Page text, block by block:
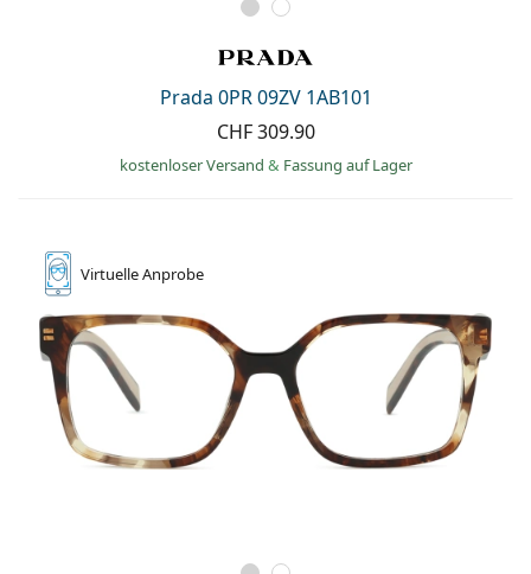
Prada 0PR 09ZV 1AB101
CHF 309.90
kostenloser Versand & Fassung auf Lager
VirtuelleAnprobe